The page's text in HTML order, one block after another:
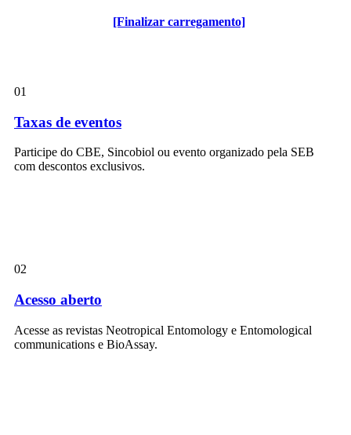
[Finalizar carregamento]
Algumas vantagens para associados
01
Taxas de eventos
Participe do CBE, Sincobiol ou evento organizado pela SEB
com descontos exclusivos.
02
Acesso aberto
Acesse as revistas Neotropical Entomology e Entomological
communications e BioAssay.